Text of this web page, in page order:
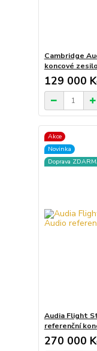
Cambridge
koncové
129 000
Akce
Novinka
Doprava
Audia Flight
referenční
270 000